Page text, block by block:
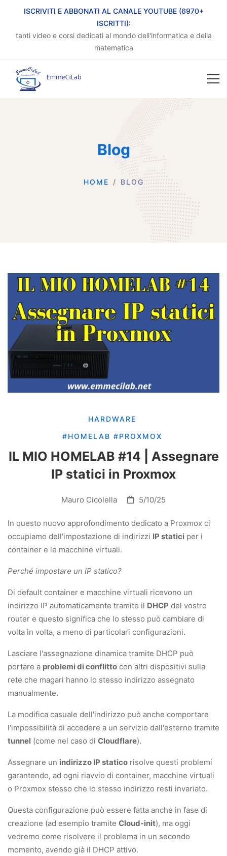
ISCRIVITI E ABBONATI AL CANALE YOUTUBE (6970+
ISCRITTI):
tanti video e corsi dedicati al mondo dell'informatica e della
matematica
Blog
HOME BLOG
HARDWARE
#HOMELAB #PROXMOX
IL MIO HOMELAB #14 | Assegnare
IP statici in Proxmox
Mauro Cicolella 5/10/25
In questo nuovo approfondimento dedicato a Proxmox ci
occupiamo dell'impostazione di indirizzi IP statici per i
container e le macchine virtuali.
Perché impostare un IP statico?
Di default container e macchine virtuali ricevono un
indirizzo IP automaticamente tramite il DHCP del vostro
router e questo significa che lo stesso può cambiare di
volta in volta, a meno di particolari configurazioni.
Lasciare l'assegnazione dinamica tramite DHCP può
portare a problemi di conflitto con altri dispositivi sulla
rete che magari hanno lo stesso indirizzo assegnato
manualmente.
La modifica casuale dell'indirizzo può anche comportare
l'impossibilità di accedere a un servizio dall'esterno tramite
tunnel (come nel caso di Cloudflare).
Assegnare un indirizzo IP statico risolve questi problemi
garantendo, ad ogni riavvio di container, macchine virtuali
o Proxmox stesso che lo stesso indirizzo resti invariato.
Questa configurazione può essere fatta anche in fase di
creazione (ad esempio tramite Cloud-init), ma oggi
vedremo come risolvere il problema in un secondo
momento, avendo già il DHCP attivo.